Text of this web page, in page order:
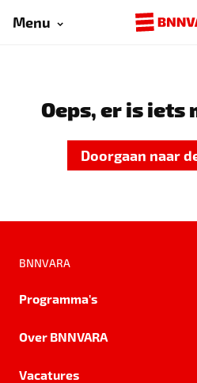
Menu
Oeps, er is iets
Doorgaan naar
BNNVARA
Programma's
Over BNNVARA
Vacatures